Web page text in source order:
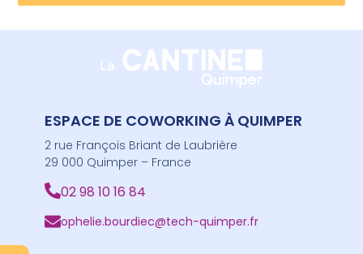
ESPACE DE COWORKING À QUIMPER
2 rue François Briant de Laubrière
29 000 Quimper – France
02 98 10 16 84
ophelie.bourdiec@tech-quimper.fr